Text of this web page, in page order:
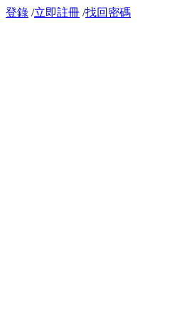
登錄 /立即註冊 /找回密碼